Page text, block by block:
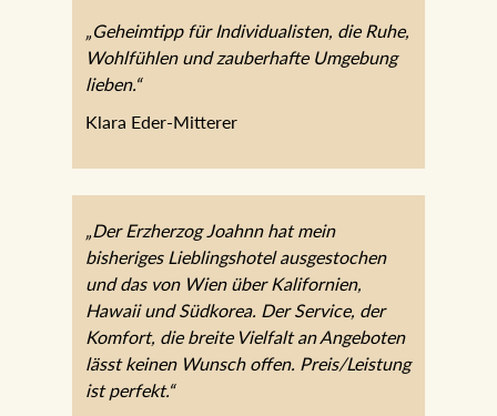
„Geheimtipp für Individualisten, die Ruhe,
Wohlfühlen und zauberhafte Umgebung
lieben.“
Klara Eder-Mitterer
„Der Erzherzog Joahnn hat mein
bisheriges Lieblingshotel ausgestochen
und das von Wien über Kalifornien,
Hawaii und Südkorea. Der Service, der
Komfort, die breite Vielfalt an Angeboten
lässt keinen Wunsch offen. Preis/Leistung
ist perfekt.“